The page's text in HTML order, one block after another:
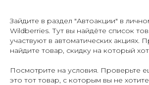
Зайдите в раздел "Автоакции" в
Wildberries. Тут вы найдёте список
участвуют в автоматических акциях.
найдите товар, скидку на который
Посмотрите на условия. Проверьте
это тот товар, с которым вы не